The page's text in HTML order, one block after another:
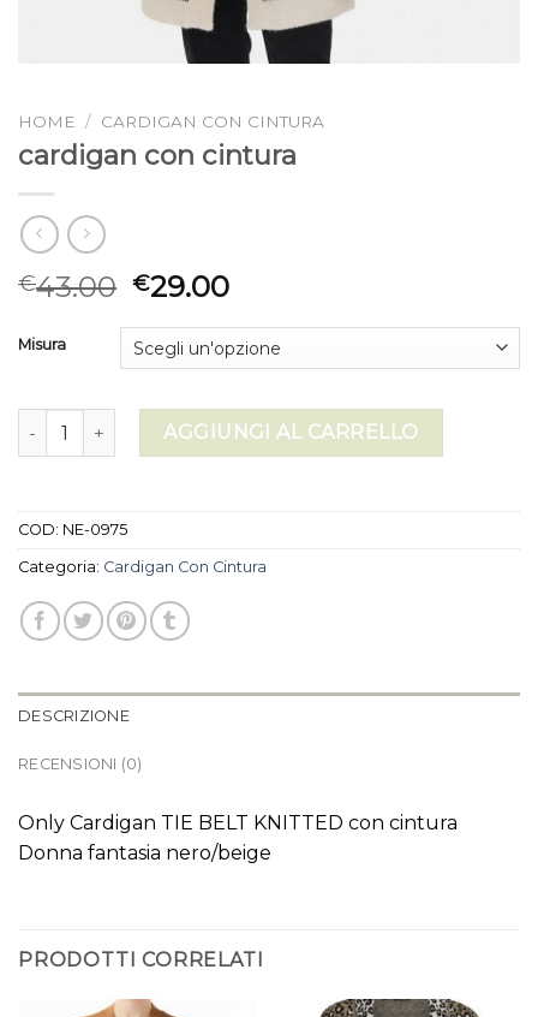
HOME / CARDIGAN CON CINTURA
cardigan con cintura
€43.00 €29.00
Misura
cardigan con cintura quantitàAGGIUNGI AL CARRELLO
COD: NE-0975
Categoria: Cardigan Con Cintura
DESCRIZIONE
RECENSIONI (0)
Only Cardigan TIE BELT KNITTED con cintura
Donna fantasia nero/beige
PRODOTTI CORRELATI